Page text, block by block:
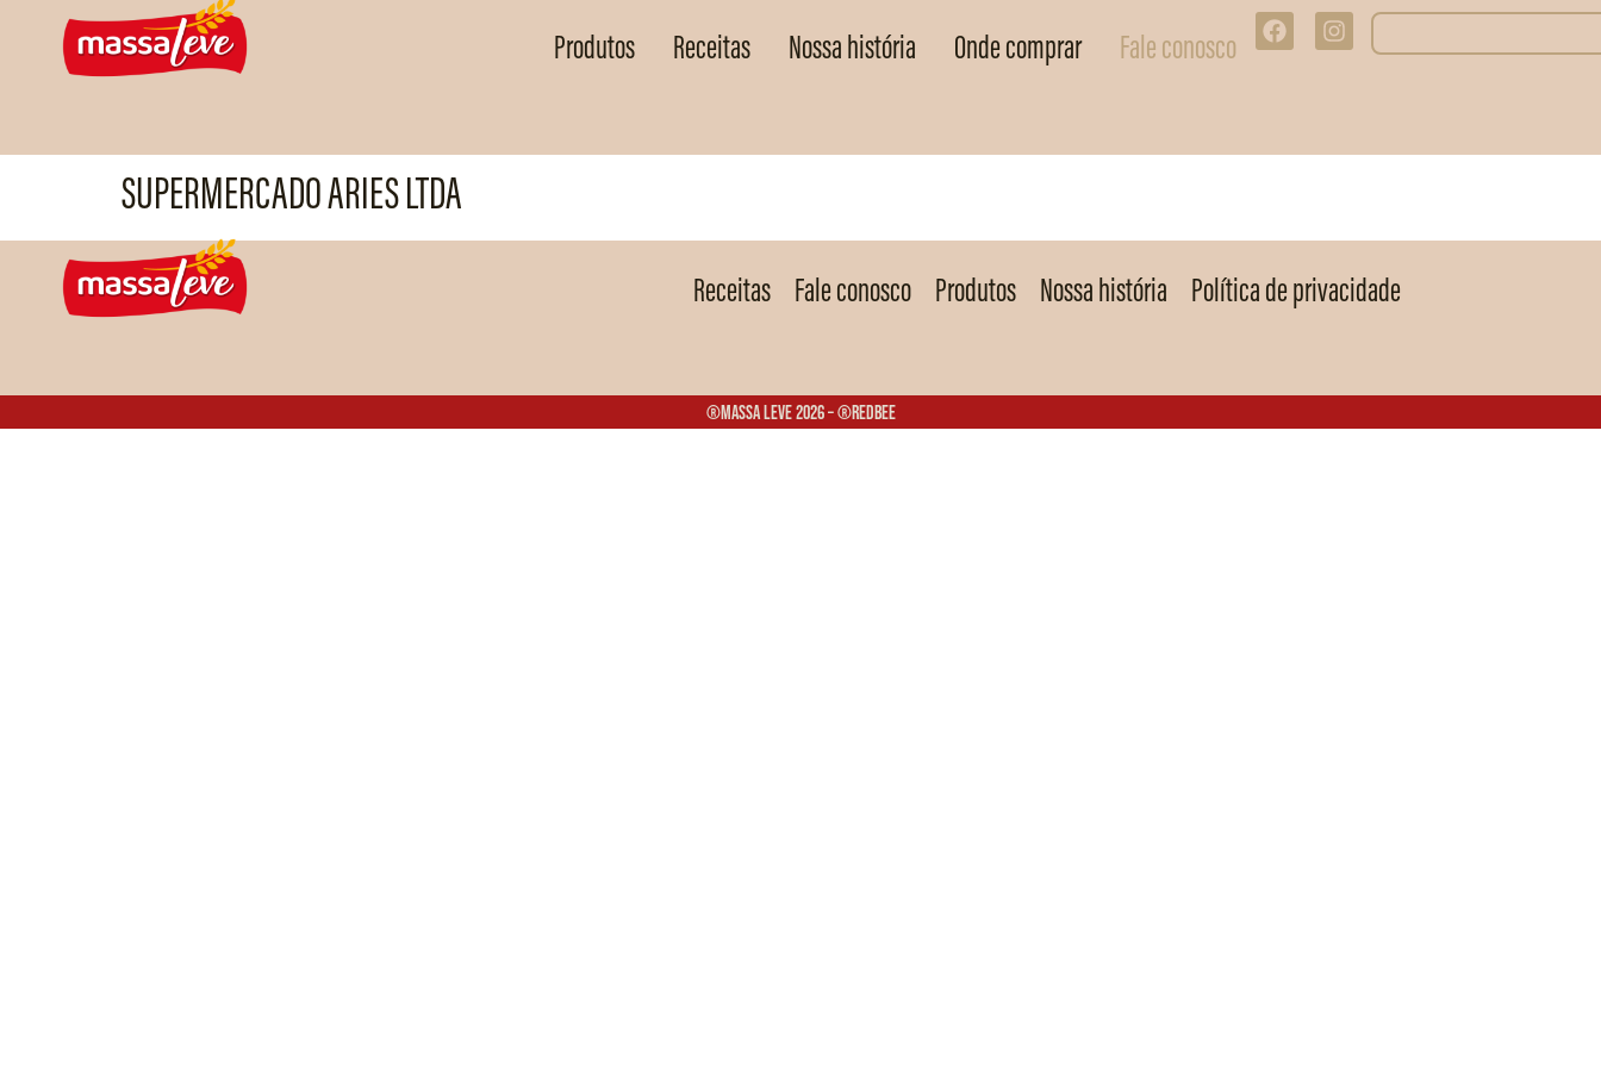
Produtos Receitas Nossa história Onde comprar Fale conosco
SUPERMERCADO ARIES LTDA
Receitas Fale conosco Produtos Nossa história Política de privacidade
®Massa Leve 2026 – ®Redbee